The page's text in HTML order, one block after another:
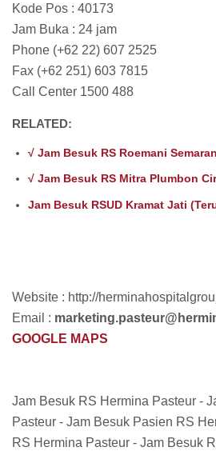
Kode Pos : 40173
Jam Buka : 24 jam
Phone (+62 22) 607 2525
Fax (+62 251) 603 7815
Call Center 1500 488
RELATED:
√ Jam Besuk RS Roemani
√ Jam Besuk RS Mitra Plumbon
Jam Besuk RSUD Kramat Jati
Website : http://
Email :
GOOGLE MAPS
Jam Besuk RS Hermina Pasteur -
Pasteur - Jam Besuk Pasien RS
RS Hermina Pasteur - Jam Besuk